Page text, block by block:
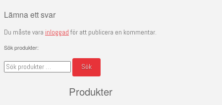
Lämna ett svar
Du måste vara inloggad för att publicera en kommentar.
Sök produkter:
Sök
efter:
Sök
Produkter